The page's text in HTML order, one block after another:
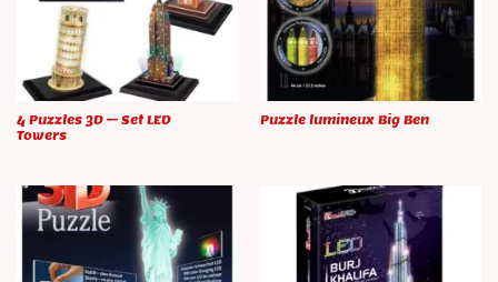
4 Puzzles 3D – Set LED
Towers
Puzzle lumineux Big Ben